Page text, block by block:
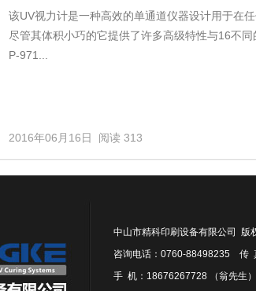
该UV视力计是一种高效的单通道仪器设计用于在
尽管其体积小巧的它提供了许多高级特性与16不
P-971...
2016年06月16日 阅读 313
中山市精科印刷设备有限公司 版
咨询电话：0760-88498235 传
手 机：18676267728 （翁先生）